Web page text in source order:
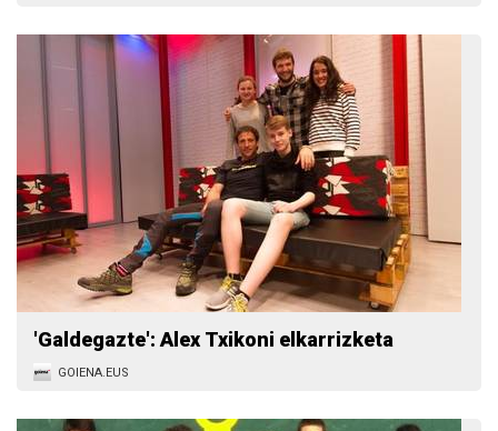
'Galdegazte': Alex Txikoni elkarrizketa
GOIENA.EUS